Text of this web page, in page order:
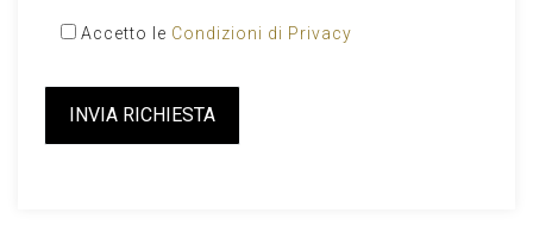
Accetto le Condizioni di Privacy
leave